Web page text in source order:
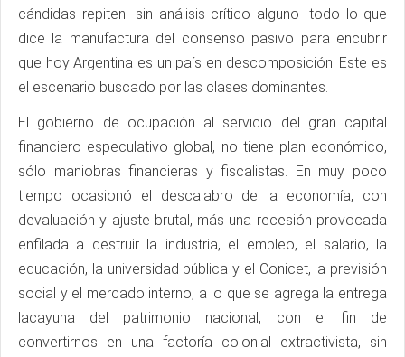
cándidas repiten -sin análisis crítico alguno- todo lo que
dice la manufactura del consenso pasivo para encubrir
que hoy Argentina es un país en descomposición. Este es
el escenario buscado por las clases dominantes.
El gobierno de ocupación al servicio del gran capital
financiero especulativo global, no tiene plan económico,
sólo maniobras financieras y fiscalistas. En muy poco
tiempo ocasionó el descalabro de la economía, con
devaluación y ajuste brutal, más una recesión provocada
enfilada a destruir la industria, el empleo, el salario, la
educación, la universidad pública y el Conicet, la previsión
social y el mercado interno, a lo que se agrega la entrega
lacayuna del patrimonio nacional, con el fin de
convertirnos en una factoría colonial extractivista, sin